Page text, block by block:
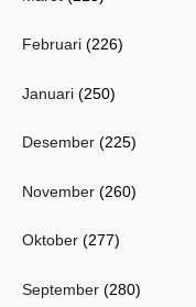
Februari (226)
Januari (250)
Desember (225)
November (260)
Oktober (277)
September (280)